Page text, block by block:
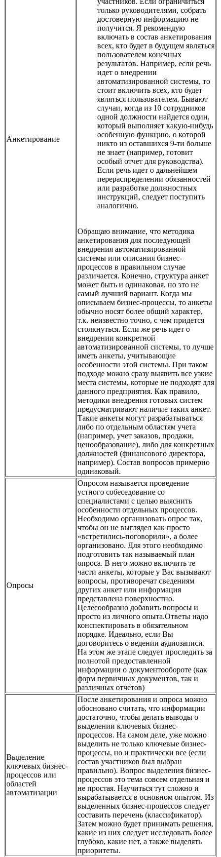
Анкетирование
только руководителями, собрать
достоверную информацию не
получится. Я рекомендую
включать в состав анкетирования
всех, кто будет в будущем являться
пользователем конечных
результатов. Например, если речь
идет о внедрении
автоматизированной системы, то
стоит включить всех, кто будет
являться пользователем. Бывают
случаи, когда из 10 сотрудников
одной должности найдется один,
который выполняет какую-нибудь
особенную функцию, о которой
никто из оставшихся 9-ти больше
не знает (например, готовит
особый отчет для руководства).
Если речь идет о дальнейшем
перераспределении обязанностей
или разработке должностных
инструкций, следует поступить
аналогично.
Обращаю внимание, что методика
анкетирования для последующей
внедрения автоматизированной
системы или описания бизнес-
процессов в правильном случае
различается. Конечно, структура анкет
может быть и одинаковая, но это не
самый лучший вариант. Когда мы
описываем бизнес-процессы, то анкеты
обычно носят более общий характер,
т.к. неизвестно точно, с чем придется
столкнуться. Если же речь идет о
внедрении конкретной
автоматизированной системы, то лучше
иметь анкеты, учитывающие
особенности этой системы. При таком
подходе можно сразу выявить все узкие
места системы, которые не подходят для
данного предприятия. Как правило,
методики внедрения готовых систем
предусматривают наличие таких анкет.
Такие анкеты могут разрабатываться
либо по отдельным областям учета
(например, учет заказов, продажи,
ценообразование), либо для конкретных
должностей (финансового директора,
например). Состав вопросов примерно
одинаковый.
Опросы
Опросом называется проведение
устного собеседование со
специалистами с целью выяснить
особенности отдельных процессов.
Необходимо организовать опрос так,
чтобы он не выглядел как просто
«встретились-поговорили», а более
организовано. Для этого необходимо
подготовить так называемый план
опроса. В него можно включить те
части анкеты, которые у Вас вызывают
вопросы, противоречат сведениям
других анкет или информация
представлена поверхностно.
Целесообразно добавить вопросы и
просто из личного опыта.Ответы надо
конспектировать в обязательном
порядке. Идеально, если Вы
договоритесь о ведении аудиозаписи.
На этом же этапе следует проследить за
полнотой предоставленной
информации о документообороте (как
форм первичных документов, так и
различных отчетов)
Выделение
ключевых бизнес-
процессов или
областей
автоматизации
После анкетирования и опроса можно
обосновано считать, что информации
достаточно, чтобы делать выводы о
выделении ключевых бизнес-
процессов. На самом деле, уже можно
выделить не только ключевые бизнес-
процессы, но и практически все (если
состав участников был выбран
правильно). Вопрос выделения бизнес-
процессов это тема совсем отдельная и
не простая. Научиться тут сложно и
вырабатывается в основном опытом. Из
выделенных бизнес-процессов следует
составить перечень (классификатор).
Затем можно будет принимать решения,
какие из них следует исследовать более
глубоко, какие нет, а также выделять
приоритеты.